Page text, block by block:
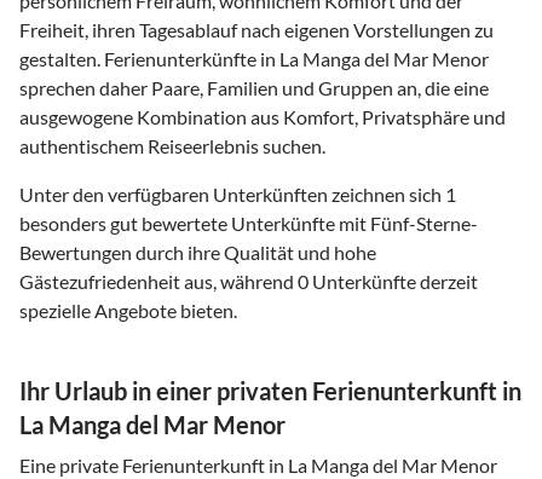
Freiheit, ihren Tagesablauf nach eigenen Vorstellungen zu
gestalten. Ferienunterkünfte in La Manga del Mar Menor
sprechen daher Paare, Familien und Gruppen an, die eine
ausgewogene Kombination aus Komfort, Privatsphäre und
authentischem Reiseerlebnis suchen.
Unter den verfügbaren Unterkünften zeichnen sich 1
besonders gut bewertete Unterkünfte mit Fünf-Sterne-
Bewertungen durch ihre Qualität und hohe
Gästezufriedenheit aus, während 0 Unterkünfte derzeit
spezielle Angebote bieten.
Ihr Urlaub in einer privaten Ferienunterkunft in
La Manga del Mar Menor
Eine private Ferienunterkunft in La Manga del Mar Menor